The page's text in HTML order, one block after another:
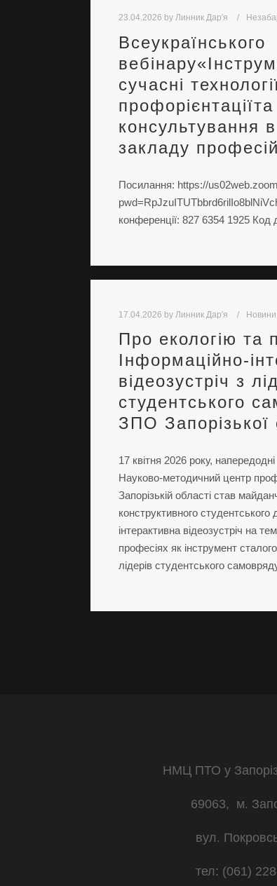
23.04.2026 by Линник Дар'я
Всеукраїнського
сучасні
консультування в
закладу
Посилання: https://
конференції: 827 6354 1925 Код
17.04.2026 by Линник Дар'я Новини
Про екологію та
Інформаційно-
відеозустріч з
студентського
ЗПО Запорізької
17 квітня 2026 року,
Науково-методичний центр
Запорізькій області став
конструктивного студентського
інтерактивна відеозустріч на
професіях як інструмент
лідерів студентського
НМЦ ПТО у
69063, м.
вул.
тел: (061)